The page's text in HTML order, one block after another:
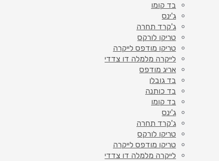
בד קומו
ג'ינס
ג'קרד תחרה
טריקו לורקס
טריקו מודפס לייקרה
לייקרה מלמלה דו צדדי
אריג מודפס
בד גובלן
בד כותנה
בד קומו
ג'ינס
ג'קרד תחרה
טריקו לורקס
טריקו מודפס לייקרה
לייקרה מלמלה דו צדדי